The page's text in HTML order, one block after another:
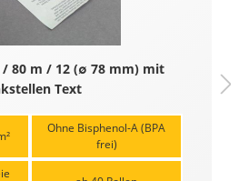
80 m / 12 (∅ 78 mm) mit
Text
Ohne Bisphenol-A (BPA
frei)